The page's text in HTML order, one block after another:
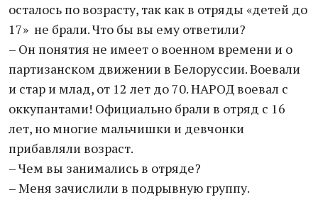
осталось по возрасту, так как в отряды «детей до
17» не брали. Что бы вы ему ответили?
– Он понятия не имеет о военном времени и о
партизанском движении в Белоруссии. Воевали
и стар и млад, от 12 лет до 70. НАРОД воевал с
оккупантами! Официально брали в отряд с 16
лет, но многие мальчишки и девчонки
прибавляли возраст.
– Чем вы занимались в отряде?
– Меня зачислили в подрывную группу.